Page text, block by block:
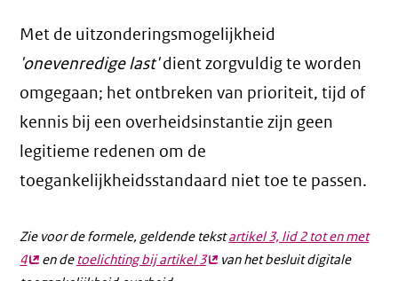
Met de uitzonderingsmogelijkheid
'onevenredige last'dient zorgvuldig te worden
omgegaan; het ontbreken van prioriteit, tijd of
kennis bij een overheidsinstantie zijn geen
legitieme redenen om de
toegankelijkheidsstandaard niet toe te passen.
Zie voor de formele, geldende tekstartikel 3, lid 2 tot en met
4(externe
en de toelichting bij artikel 3(externe
van het besluit digitale